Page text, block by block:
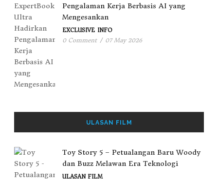
Pengalaman Kerja Berbasis AI yang
Mengesankan
EXCLUSIVE INFO
0 Comment / 07 May 2026
ULASAN FILM
Toy Story 5 – Petualangan Baru Woody
dan Buzz Melawan Era Teknologi
ULASAN FILM